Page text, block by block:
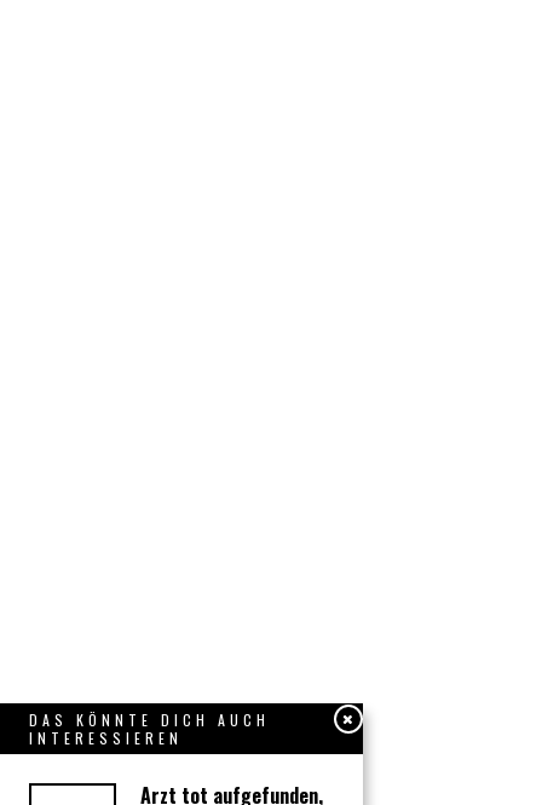
DAS KÖNNTE DICH AUCH
INTERESSIEREN
Arzt tot aufgefunden,